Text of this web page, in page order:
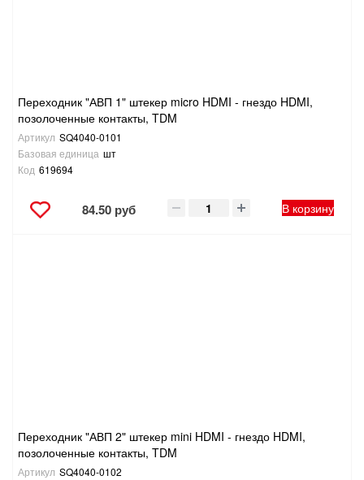
Переходник "АВП 1" штекер micro HDMI - гнездо HDMI,
позолоченные контакты, TDM
Артикул SQ4040-0101
Базовая единица шт
Код 619694
84.50 руб В корзину
Переходник "АВП 2" штекер mini HDMI - гнездо HDMI,
позолоченные контакты, TDM
Артикул SQ4040-0102